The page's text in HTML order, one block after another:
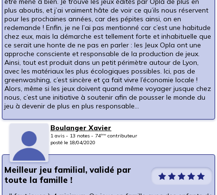
plus aboutis, et j’ai vraiment hâte de voir ce qu’ils nous réservent
pour les prochaines années, car des pépites ainsi, on en
redemande ! Enfin, je ne l’ai pas mentionné car c’est une habitude
chez eux, mais la démarche est tellement forte et inhabituelle que
ce serait une honte de ne pas en parler : les Jeux Opla ont une
approche consciente et responsable de la production de jeux.
Ainsi, tout est produit dans un petit périmètre autour de Lyon,
avec les matériaux les plus écologiques possibles. Ici, pas de
greenwashing, c’est sincère et ça fait vivre l’économie locale !
Alors, même si les jeux doivent quand même voyager jusque chez
nous, c’est une initiative à soutenir afin de pousser le monde du
jeu à devenir de plus en plus responsable…
Boulanger Xavier
1 avis - 13 notes - 74ème contributeur
posté le 18/04/2020
Meilleur jeu familial, validé par
toute la famille !